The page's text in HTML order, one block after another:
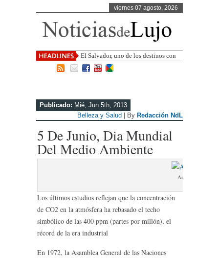
viernes 07 agosto, 2026
El Salvador, uno de los destinos con
mayor proyección de Centroamérica
Publicado: Mié, Jun 5th, 2013
Belleza y Salud | By Redacción NdL
5 De Junio, Dia Mundial
Del Medio Ambiente
Arkadin
Los últimos estudios reflejan que la concentración
de CO2 en la atmósfera ha rebasado el techo
simbólico de las 400 ppm (partes por millón), el
récord de la era industrial
En 1972, la Asamblea General de las Naciones